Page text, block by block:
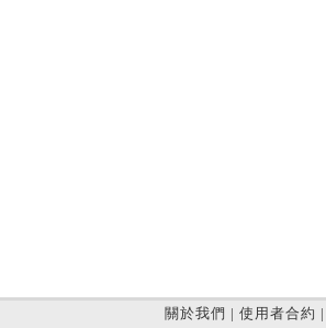
關於我們 | 使用者合約 |